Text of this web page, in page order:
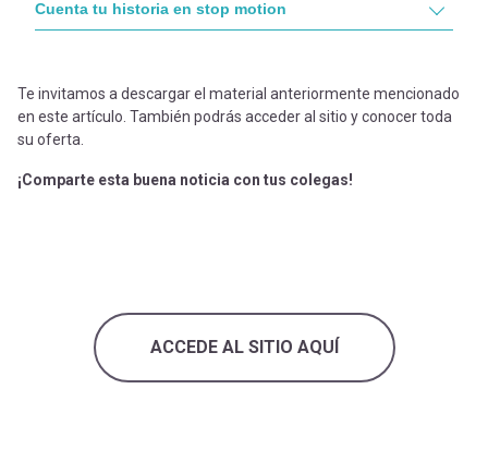
Cuenta tu historia en stop motion
Te invitamos a descargar el material anteriormente mencionado
en este artículo. También podrás acceder al sitio y conocer toda
su oferta.
¡Comparte esta buena noticia con tus colegas!
ACCEDE AL SITIO AQUÍ